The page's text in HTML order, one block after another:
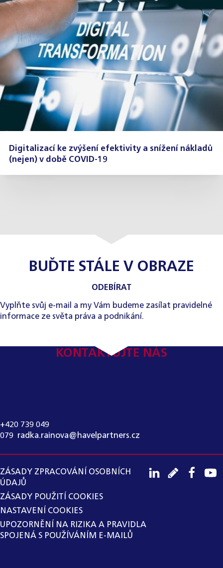
Digitalizací ke zvýšení efektivity a snížení nákladů
(nejen) v době COVID-19
BUĎTE STÁLE V OBRAZE
ODEBÍRAT
Vyplňte svůj e-mail a my Vám budeme zasílat pravidelné
informace ze světa práva a podnikání.
KONTAKTUJTE NÁS
+420 739 049
079 radka.rainova@havelpartners.cz
ZÁSADY ZPRACOVÁNÍ OSOBNÍCH
ÚDAJŮ
ZÁSADY POUŽITÍ COOKIES
NASTAVENÍ COOKIES
UPOZORNĚNÍ NA RIZIKA A PRAVIDLA
SPOJENÁ S POUŽÍVÁNÍM E-MAILŮ